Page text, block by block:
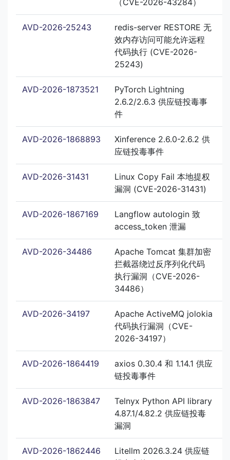
（CVE-2026-43284）
AVD-2026-25243
redis-server RESTORE 无
效内存访问可能允许远程
代码执行 (CVE-2026-
25243)
AVD-2026-1873521
PyTorch Lightning
2.6.2/2.6.3 供应链投毒事
件
AVD-2026-1868893
Xinference 2.6.0-2.6.2 供
应链投毒事件
AVD-2026-31431
Linux Copy Fail 本地提权
漏洞 (CVE-2026-31431)
AVD-2026-1867169
Langflow autologin 致
access_token 泄漏
AVD-2026-34486
Apache Tomcat 集群加密
拦截器绕过反序列化代码
执行漏洞（CVE-2026-
34486）
AVD-2026-34197
Apache ActiveMQ jolokia
代码执行漏洞（CVE-
2026-34197）
AVD-2026-1864419
axios 0.30.4 和 1.14.1 供应
链投毒事件
AVD-2026-1863847
Telnyx Python API library
4.87.1/4.82.2 供应链投毒
漏洞
AVD-2026-1862446
Litellm 2026.3.24 供应链